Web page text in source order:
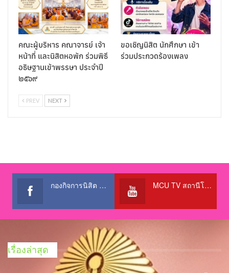
คณะผู้บริหาร คณาจารย์ เจ้า
หน้าที่ และนิสิตหอพัก ร่วมพิธี
อธิษฐานเข้าพรรษา ประจำปี
๒๕๖๙
ขอเชิญนิสิต นักศึกษา เข้า
ร่วมประกวดร้องเพลง
PREV NEXT
กองกิจการนิสิต สำนักงานอธิการบดี MCU TV สถานีโทรทัศน์เพื่อการศึกษา @OfficialTBCChannel
เรื่องล่าสุด